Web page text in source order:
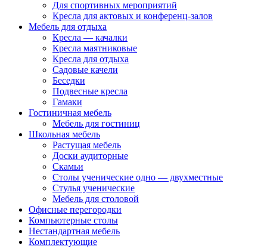
Для спортивных мероприятий
Кресла для актовых и конференц-залов
Мебель для отдыха
Кресла — качалки
Кресла маятниковые
Кресла для отдыха
Садовые качели
Беседки
Подвесные кресла
Гамаки
Гостиничная мебель
Мебель для гостиниц
Школьная мебель
Растущая мебель
Доски аудиторные
Скамьи
Столы ученические одно — двухместные
Стулья ученические
Мебель для столовой
Офисные перегородки
Компьютерные столы
Нестандартная мебель
Комплектующие